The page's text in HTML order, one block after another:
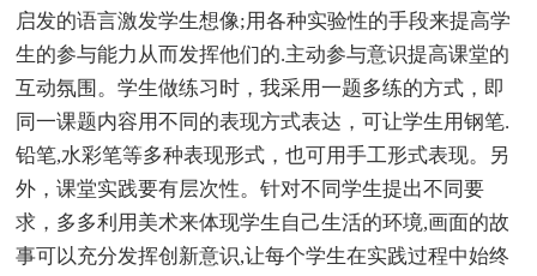
启发的语言激发学生想像;用各种实验性的手段来提高学
生的参与能力从而发挥他们的.主动参与意识提高课堂的
互动氛围。学生做练习时，我采用一题多练的方式，即
同一课题内容用不同的表现方式表达，可让学生用钢笔.
铅笔,水彩笔等多种表现形式，也可用手工形式表现。另
外，课堂实践要有层次性。针对不同学生提出不同要
求，多多利用美术来体现学生自己生活的环境,画面的故
事可以充分发挥创新意识,让每个学生在实践过程中始终